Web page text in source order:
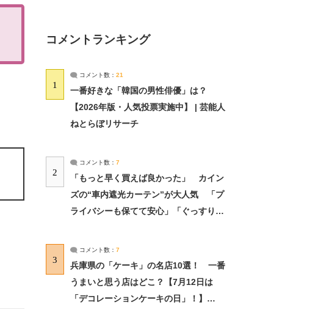
コメントランキング
1
コメント数： 21
一番好きな「韓国の男性俳優」は？
【2026年版・人気投票実施中】 | 芸能人
ねとらぼリサーチ
2
コメント数： 7
「もっと早く買えば良かった」 カイン
ズの“車内遮光カーテン”が大人気 「プ
ライバシーも保てて安心」「ぐっすり眠
3
コメント数： 7
兵庫県の「ケーキ」の名店10選！ 一番
うまいと思う店はどこ？【7月12日は
「デコレーションケーキの日」！】